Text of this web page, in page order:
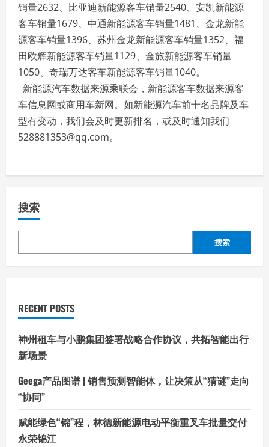
销量2632、比亚迪新能源客车销量2540、安凯新能源
客车销量1679、中通新能源客车销量1481、金龙新能
源客车销量1396、苏州金龙新能源客车销量1352、福
田欧辉新能源客车销量1129、金旅新能源客车销量
1050、奇瑞万达客车新能源客车销量1040。
新能源汽车数据来源乘联会，新能源客车数据来源客
车信息网或商用车新网。如新能源汽车前十名品牌及车
型有变动，我们会及时更新排名，或及时通知我们
528881353@qq.com。
搜索
搜索
RECENT POSTS
神州租车与小鹏集团签署战略合作协议，共拓智能出行
新场景
Geega产品图谱 | 销售预测智能体，让决策从“猜谜”走向
“协同”
赋能绿色“锦”程，林德新能源电动平衡重叉车批量交付
永荣锦江